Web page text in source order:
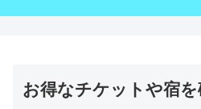
お得なチケットや宿を